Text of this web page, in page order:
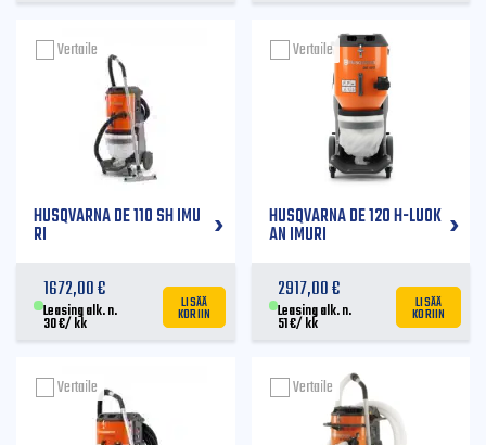
HUSQVARNA DE 110 SH IMU
RI
1672,00€
Leasing alk. n.
30€/ kk
LISÄÄ
KORIIN
Vertaile
HUSQVARNA DE 120 H-LUOK
AN IMURI
2917,00€
Leasing alk. n.
51€/ kk
LISÄÄ
KORIIN
Vertaile
Vertaile Vertaile